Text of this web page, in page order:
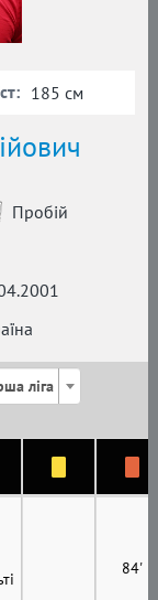
Пробій
185 см
ліга
84'